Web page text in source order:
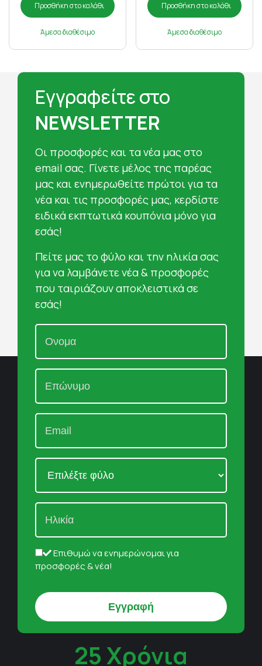
Προσθήκη στο καλάθι
Άμεσα διαθέσιμο
Προσθήκη στο καλάθι
Άμεσα διαθέσιμο
Εγγραφείτε στο
NEWSLETTER
Oι προσφορές και τα νέα μας στο
email σας. Γίνετε μέλος της παρέας
μας και ενημερωθείτε πρώτοι για τα
νέα και τις προσφορές μας, κερδίστε
ειδικά εκπτωτικά κουπόνια μόνο για
εσάς!
Πείτε μας το φύλο και την ηλικία σας
για να λαμβάνετε νέα & προσφορές
που ταιριάζουν αποκλειστικά σε
εσάς!
Επιθυμώ να ενημερώνομαι για
προσφορές & νέα!
25 Χρόνια